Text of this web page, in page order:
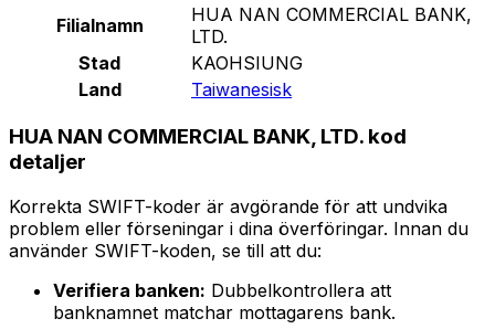
Filialnamn
HUA NAN COMMERCIAL BANK,
LTD.
Stad
KAOHSIUNG
Land
Taiwanesisk
HUA NAN COMMERCIAL BANK, LTD. kod
detaljer
Korrekta SWIFT-koder är avgörande för att undvika
problem eller förseningar i dina överföringar. Innan du
använder SWIFT-koden, se till att du:
Verifiera banken: Dubbelkontrollera att
banknamnet matchar mottagarens bank.